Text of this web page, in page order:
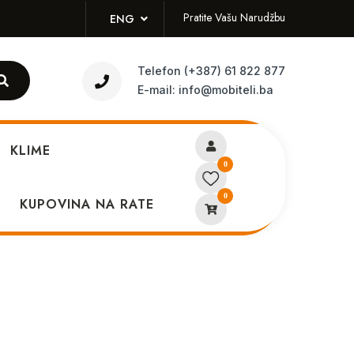
ENG Pratite Vašu Narudžbu
Telefon (+387) 61 822 877
E-mail: info@mobiteli.ba
KLIME
KUPOVINA NA RATE
0
0
Samsung S22+ Gold